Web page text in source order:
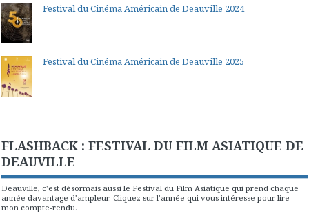
Festival du Cinéma Américain de Deauville 2024
Festival du Cinéma Américain de Deauville 2025
FLASHBACK : FESTIVAL DU FILM ASIATIQUE DE
DEAUVILLE
Deauville, c'est désormais aussi le Festival du Film Asiatique qui prend chaque
année davantage d'ampleur. Cliquez sur l'année qui vous intéresse pour lire
mon compte-rendu.